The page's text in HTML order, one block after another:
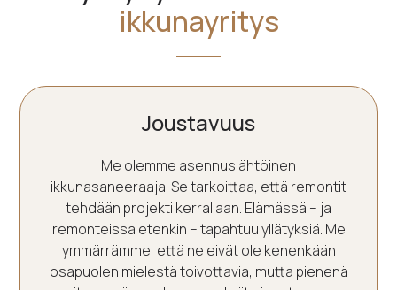
ikkunayritys
Joustavuus
Me olemme asennuslähtöinen
ikkunasaneeraaja. Se tarkoittaa, että remontit
tehdään projekti kerrallaan. Elämässä – ja
remonteissa etenkin – tapahtuu yllätyksiä. Me
ymmärrämme, että ne eivät ole kenenkään
osapuolen mielestä toivottavia, mutta pienenä